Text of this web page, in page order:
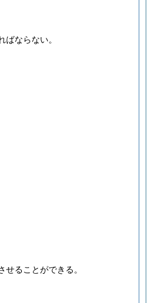
ならない。
ることができる。